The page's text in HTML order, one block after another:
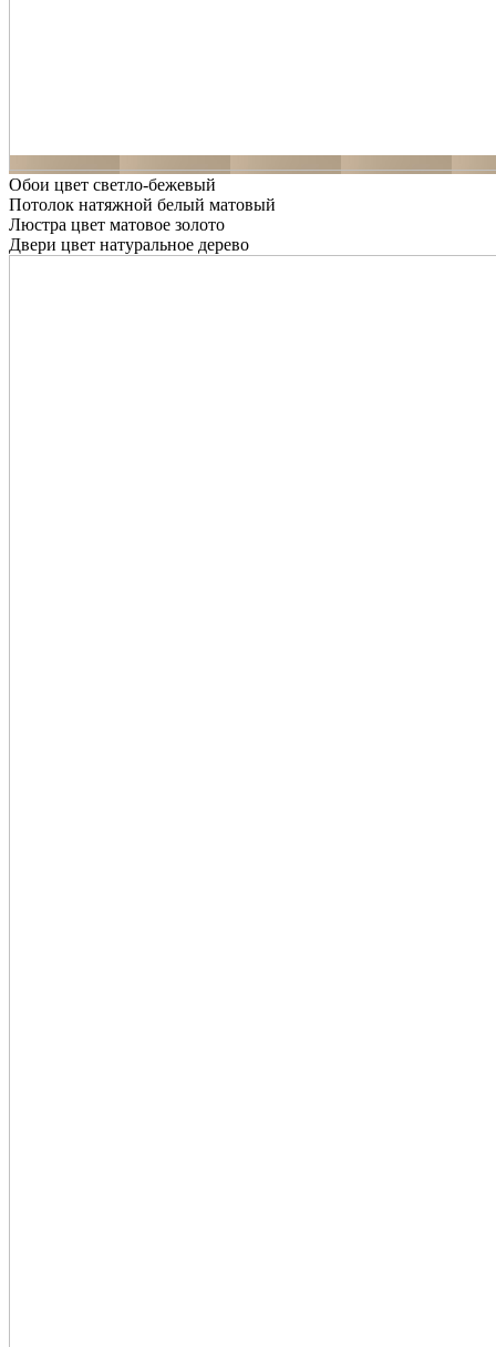
Обои цвет светло-бежевый
Потолок натяжной белый матовый
Люстра цвет матовое золото
Двери цвет натуральное дерево